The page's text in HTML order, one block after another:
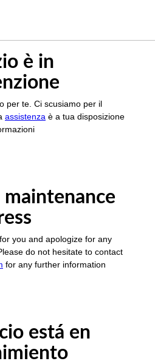
è in
per te. Ci scusiamo per il
assistenza è a tua disposizione
maintenance
you and apologize for any
do not hesitate to contact
for any further information
está en